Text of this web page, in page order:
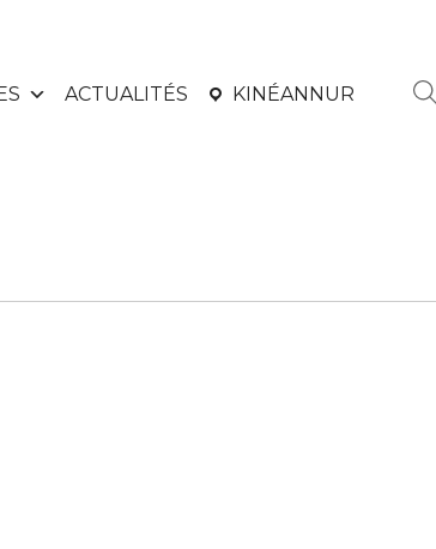
ACTUALITÉS KINÉANNUR